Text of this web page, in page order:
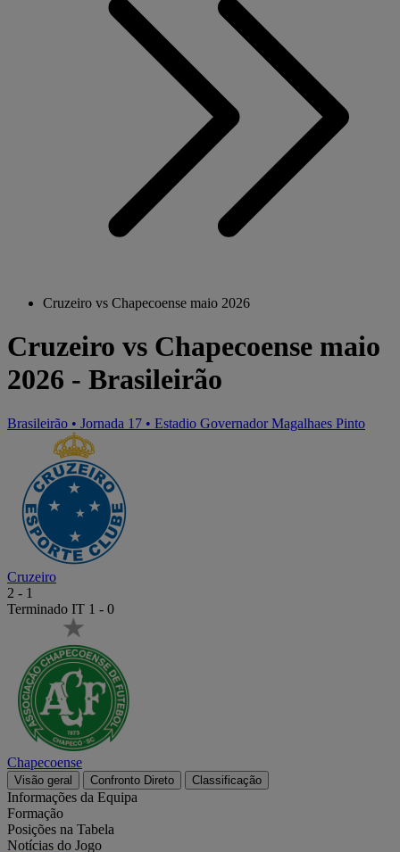
Cruzeiro vs Chapecoense maio 2026
Cruzeiro vs Chapecoense maio
2026 - Brasileirão
Brasileirão • Jornada 17 • Estadio Governador Magalhaes Pinto
Cruzeiro
2 - 1
Terminado IT 1 - 0
Chapecoense
Visão geral Confronto Direto Classificação
Informações da Equipa
Formação
Posições na Tabela
Notícias do Jogo